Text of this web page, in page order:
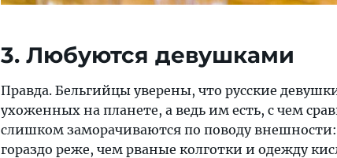
3. Любуются девушками
Правда. Бельгийцы уверены, что русские
ухоженных на планете, а ведь им есть, с чем
слишком заморачиваются по поводу внешности:
гораздо реже, чем рваные колготки и одежду